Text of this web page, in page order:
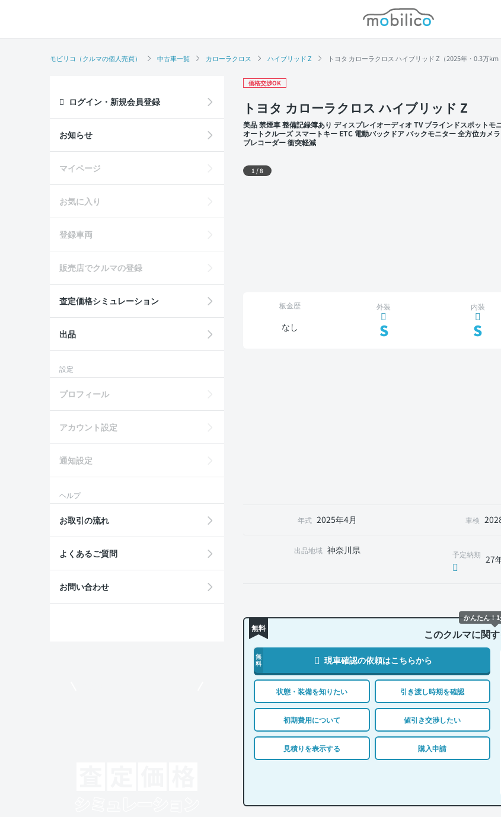
モビリコ
モビリコ（クルマの個人売買） 中古車一覧 カローラクロス ハイブリッド Z トヨタ カローラクロス ハイブリッド Z（2025年・0.3万km
価格交渉OK
トヨタ カローラクロス ハイブリッド Z
美品 禁煙車 整備記録簿あり ディスプレイオーディオ TV ブラインドスポットモ
オートクルーズ スマートキー ETC 電動バックドア バックモニター 全方位カメ
ブレコーダー 衝突軽減
外装 左前
1 /8
板金歴
なし
外装
S
内装
S
年式 2025年4月 車検
出品地域 神奈川県 予定納期 27
無料 このクルマに関
無
料
現車確認の依頼はこちらから
状態・装備を知りたい 引き渡し時期を確認
初期費用について 値引き交渉したい
見積りを表示する 購入申請
ログイン・新規会員登録
お知らせ
マイページ
お気に入り
登録車両
販売店でクルマの登録
査定価格シミュレーション
出品
設定
プロフィール
アカウント設定
通知設定
ヘルプ
お取引の流れ
よくあるご質問
お問い合わせ
かんたん！